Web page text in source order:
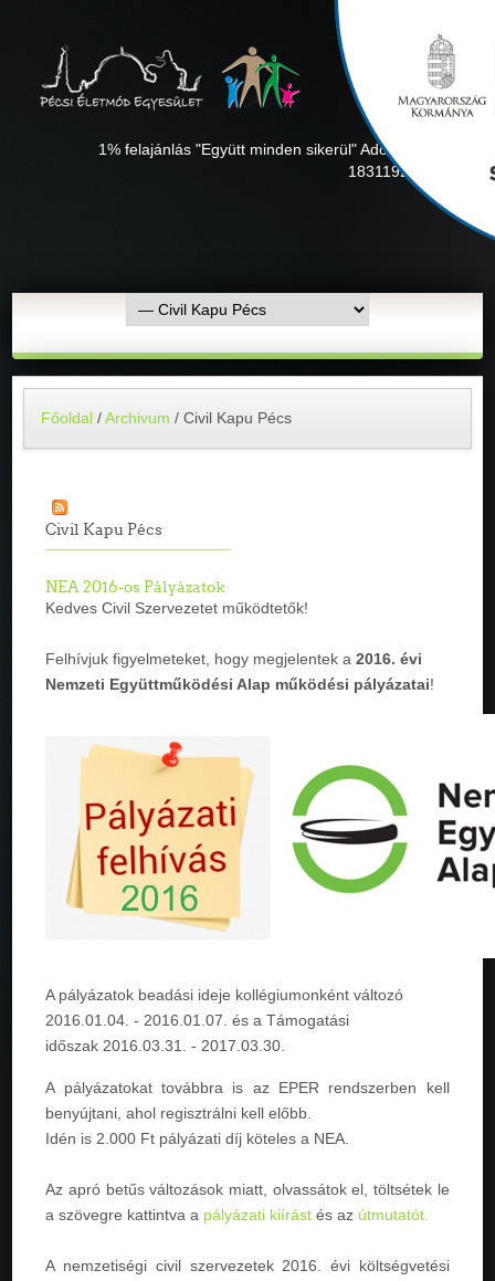
1% felajánlás "Együtt minden sikerül" Adószámunk:
18311927-1-02
Főoldal /Archivum /Civil Kapu Pécs
Civil Kapu Pécs
NEA 2016-os Pályázatok
Kedves Civil Szervezetet működtetők!
Felhívjuk figyelmeteket, hogy megjelentek a2016. évi
Nemzeti Együttműködési Alap működési pályázatai!
A pályázatok beadási ideje kollégiumonként változó
2016.01.04. - 2016.01.07 . és a Támogatási
időszak 2016.03.31. - 2017.03.30
A pályázatokat továbbra is az EPER rendszerben kell
benyújtani, ahol regisztrálni kell előbb.
Idén is 2.000 Ft pályázati díj köteles a NEA.
Az apró betűs változások miatt, olvassátok el, töltsétek le
a szövegre kattintva a pályázati kiírást és az útmutatót.
A nemzetiségi civil szervezetek 2016. évi költségvetési